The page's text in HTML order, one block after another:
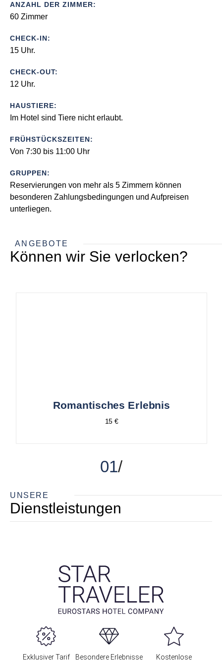
ANZAHL DER ZIMMER:
60 Zimmer
CHECK-IN:
15 Uhr.
CHECK-OUT:
12 Uhr.
HAUSTIERE:
Im Hotel sind Tiere nicht erlaubt.
FRÜHSTÜCKSZEITEN:
Von 7:30 bis 11:00 Uhr
GRUPPEN:
Reservierungen von mehr als 5 Zimmern können
besonderen Zahlungsbedingungen und Aufpreisen
unterliegen.
ANGEBOTE
Können wir Sie verlocken?
01
Romantisches Erlebnis
15 €
UNSERE
Dienstleistungen
Exklusiver Tarif Besondere Erlebnisse Kostenlose